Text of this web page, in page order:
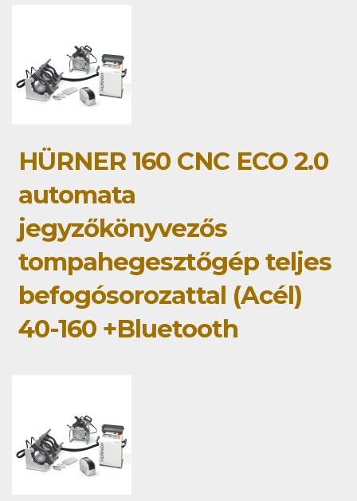
HÜRNER 160 CNC ECO 2.0
automata
jegyzőkönyvezős
tompahegesztőgép teljes
befogósorozattal (Acél)
40-160 +Bluetooth